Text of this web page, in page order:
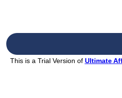
This is a Trial Version of Ultimate